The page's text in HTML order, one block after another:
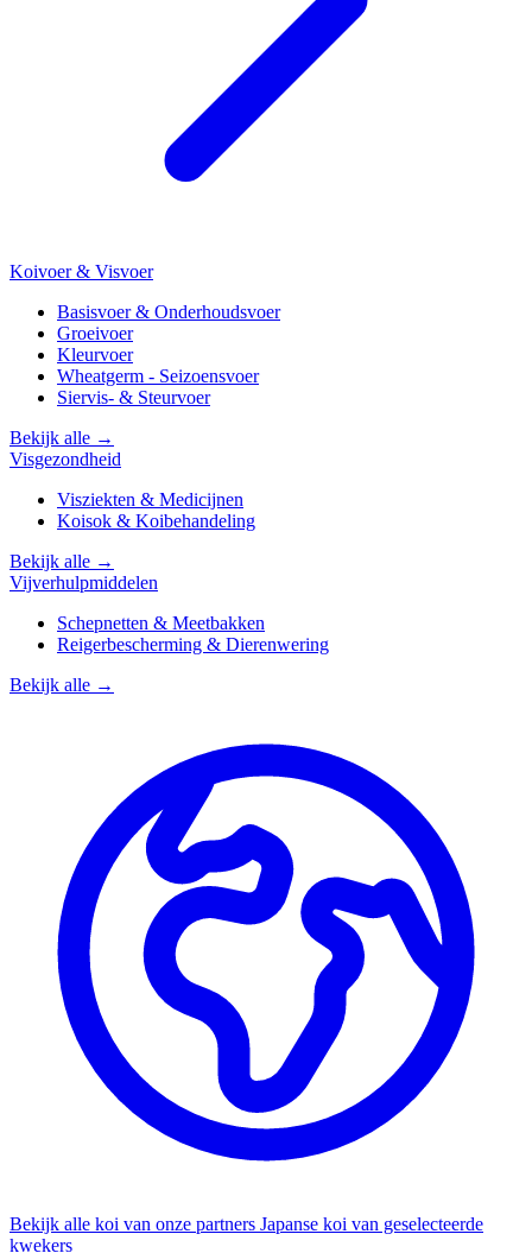
Koivoer & Visvoer
Basisvoer & Onderhoudsvoer
Groeivoer
Kleurvoer
Wheatgerm - Seizoensvoer
Siervis- & Steurvoer
Bekijk alle →
Visgezondheid
Visziekten & Medicijnen
Koisok & Koibehandeling
Bekijk alle →
Vijverhulpmiddelen
Schepnetten & Meetbakken
Reigerbescherming & Dierenwering
Bekijk alle →
Bekijk alle koi van onze partners Japanse koi van geselecteerde
kwekers